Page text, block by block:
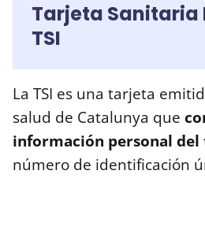
Tarjeta Sanitaria
TSI
La TSI es una tarjeta
salud de Catalunya que
información personal
número de identificación